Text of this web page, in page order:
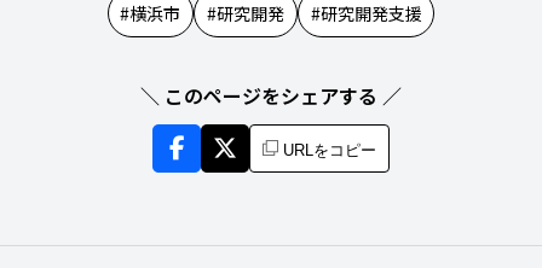
横浜市
研究開発 研究開発支援
＼ このページをシェアする ／
URLをコピー